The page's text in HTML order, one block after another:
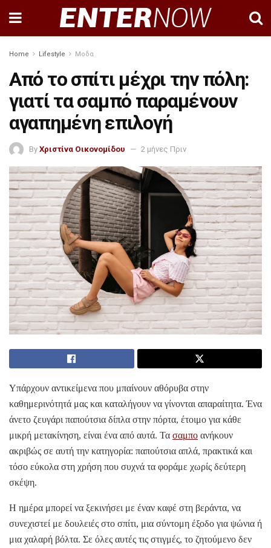
Home Lifestyle Μοδα
Από το σπίτι μέχρι την πόλη:
γιατί τα σαμπό παραμένουν
αγαπημένη επιλογή
By Χριστίνα Οικονομίδου 2 μήνες Πριν
Υπάρχουν αντικείμενα που μπαίνουν αθόρυβα στην
καθημερινότητά μας και καταλήγουν να γίνονται απαραίτητα. Ένα
άνετο ζευγάρι παπούτσια δίπλα στην πόρτα, έτοιμο για κάθε
μικρή μετακίνηση, είναι ένα από αυτά. Τα σαμπο ανήκουν
ακριβώς σε αυτή την κατηγορία: παπούτσια απλά, πρακτικά και
τόσο εύκολα στη χρήση που συχνά τα φοράμε χωρίς δεύτερη
σκέψη.
Η ημέρα μπορεί να ξεκινήσει με έναν καφέ στη βεράντα, να
συνεχιστεί με δουλειές στο σπίτι, μια σύντομη έξοδο για ψώνια ή
μια χαλαρή βόλτα. Σε όλες αυτές τις στιγμές, το ζητούμενο δεν